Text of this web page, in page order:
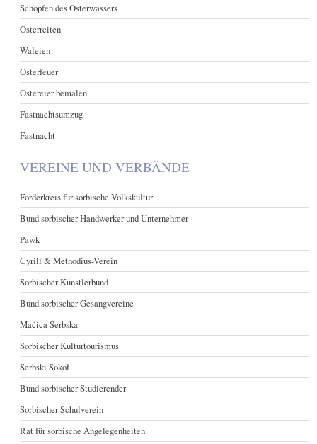
Schöpfen des Osterwassers
Osterreiten
Waleien
Osterfeuer
Ostereier bemalen
Fastnachtsumzug
Fastnacht
VEREINE UND VERBÄNDE
Förderkreis für sorbische Volkskultur
Bund sorbischer Handwerker und Unternehmer
Pawk
Cyrill & Methodius-Verein
Sorbischer Künstlerbund
Bund sorbischer Gesangvereine
Maćica Serbska
Sorbischer Kulturtourismus
Serbski Sokoł
Bund sorbischer Studierender
Sorbischer Schulverein
Rat für sorbische Angelegenheiten